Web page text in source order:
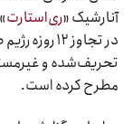
آنارشیک «ری‌استارت
در تجاوز
تحریف‌شده و
مطرح کرده است.